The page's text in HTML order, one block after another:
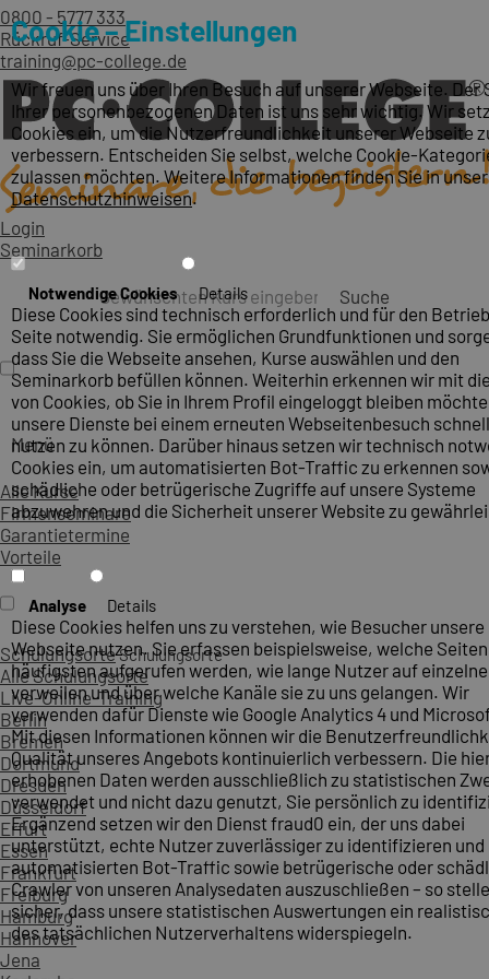
0800 - 5777 333
Rückruf-Service
training@pc-college.de
Login
Seminarkorb
Suche
Menü
Alle Kurse
Firmenseminare
Garantietermine
Vorteile
SchulungsorteSchulungsorte
Alle Schulungsorte
Live-Online-Training
Berlin
Bremen
Dortmund
Dresden
Düsseldorf
Erfurt
Essen
Frankfurt
Freiburg
Hamburg
Hannover
Jena
Cookie – Einstellungen
Wir freuen uns über Ihren Besuch auf unserer Webseite. Der
Ihrer personenbezogenen Daten ist uns sehr wichtig. Wir
Cookies ein, um die Nutzerfreundlichkeit unserer Webseite
verbessern. Entscheiden Sie selbst, welche Cookie-
zulassen möchten. Weitere Informationen finden Sie in
Datenschutzhinweisen.
Notwendige Cookies Details
Diese Cookies sind technisch erforderlich und für den
Seite notwendig. Sie ermöglichen Grundfunktionen und
dass Sie die Webseite ansehen, Kurse auswählen und den
Seminarkorb befüllen können. Weiterhin erkennen wir mit
von Cookies, ob Sie in Ihrem Profil eingeloggt bleiben
unsere Dienste bei einem erneuten Webseitenbesuch
nutzen zu können. Darüber hinaus setzen wir technisch
Cookies ein, um automatisierten Bot-Traffic zu erkennen
schädliche oder betrügerische Zugriffe auf unsere Systeme
abzuwehren und die Sicherheit unserer Website zu
Analyse Details
Diese Cookies helfen uns zu verstehen, wie Besucher unsere
Webseite nutzen. Sie erfassen beispielsweise, welche
häufigsten aufgerufen werden, wie lange Nutzer auf
verweilen und über welche Kanäle sie zu uns gelangen. Wir
verwenden dafür Dienste wie Google Analytics 4 und
Mit diesen Informationen können wir die
Qualität unseres Angebots kontinuierlich verbessern. Die
erhobenen Daten werden ausschließlich zu statistischen
verwendet und nicht dazu genutzt, Sie persönlich zu
Ergänzend setzen wir den Dienst fraud0 ein, der uns dabei
unterstützt, echte Nutzer zuverlässiger zu identifizieren und
automatisierten Bot-Traffic sowie betrügerische oder
Crawler von unseren Analysedaten auszuschließen – so
sicher, dass unsere statistischen Auswertungen ein
des tatsächlichen Nutzerverhaltens widerspiegeln.